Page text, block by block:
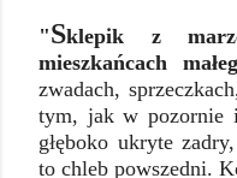
"Sklepik z
mieszkańcach
zwadach,
tym, jak w pozornie
głęboko ukryte
to chleb powszedni.